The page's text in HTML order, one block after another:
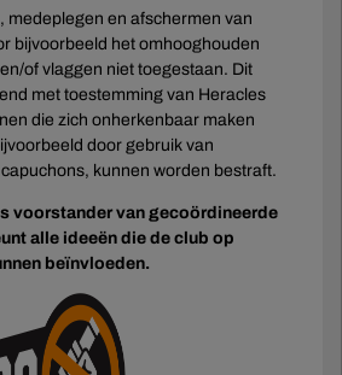
medeplegen en afschermen van
bijvoorbeeld het omhooghouden
of vlaggen niet toegestaan. Dit
met toestemming van Heracles
die zich onherkenbaar maken
door gebruik van
kunnen worden bestraft.
voorstander van gecoördineerde
alle ideeën die de club op
beïnvloeden.